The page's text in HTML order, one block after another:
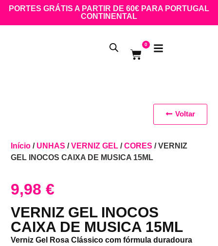
PORTES GRÁTIS A PARTIR DE 60€ PARA PORTUGAL
CONTINENTAL
0
Início / UNHAS /VERNIZ GEL /CORES / VERNIZ
GEL INOCOS CAIXA DE MUSICA 15ML
9,98€
VERNIZ GEL INOCOS
CAIXA DE MUSICA 15ML
Verniz Gel Rosa Clássico com fórmula duradoura
Voltar